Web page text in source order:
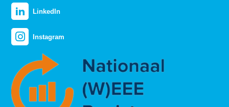
LinkedIn
Instagram